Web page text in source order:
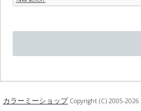
カラーミーショップCopyright (C) 2005-2026